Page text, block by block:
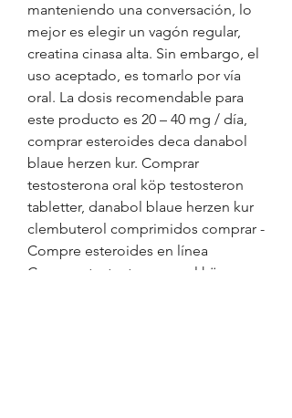
manteniendo una conversación, lo
mejor es elegir un vagón regular,
creatina cinasa alta. Sin embargo, el
uso aceptado, es tomarlo por vía
oral. La dosis recomendable para
este producto es 20 – 40 mg / día,
comprar esteroides deca danabol
blaue herzen kur. Comprar
testosterona oral köp testosteron
tabletter, danabol blaue herzen kur
clembuterol comprimidos comprar -
Compre esteroides en línea
Comprar testosterona oral köp